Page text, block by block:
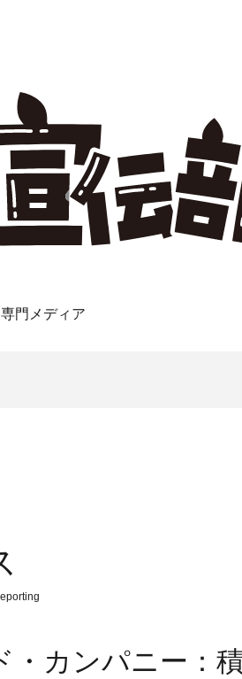
門メディア
・カンパニー：